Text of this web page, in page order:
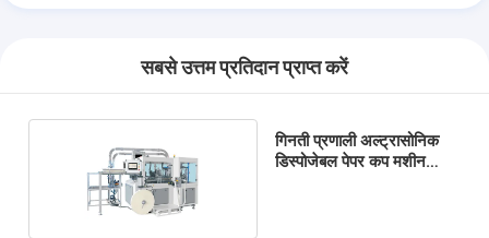
सबसे उत्तम प्रतिदान प्राप्त करें
गिनती प्रणाली अल्ट्रासोनिक
डिस्पोजेबल पेपर कप मशीन